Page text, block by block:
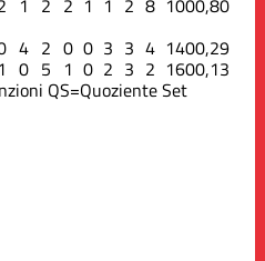
4 2 0 0 3 3 4 1400,29
1 0 5 1 0 2 3 2 1600,13
QS=Quoziente Set